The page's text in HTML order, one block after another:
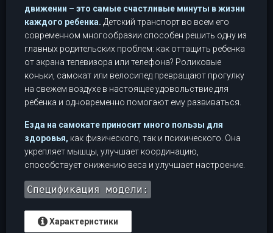
движении – это самые счастливые минуты в жизни
каждого ребенка. Детский транспорт во всем его
современном многообразии способен решить одну из
главных родительских проблем: как оттащить ребенка
от экрана телевизора или телефона? Роликовые
коньки, самокат или велосипед превращают прогулку
на свежем воздухе в настоящее удовольствие для
ребенка и одновременно помогают ему развиваться.
Езда на самокате приносит много пользы для
здоровья, как физического, так и психического. Она
укрепляет мышцы, улучшает координацию,
способствует снижению веса и улучшает настроение.
Спецификация модели:
Характеристики